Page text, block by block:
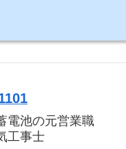
電池の元営業職
工事士